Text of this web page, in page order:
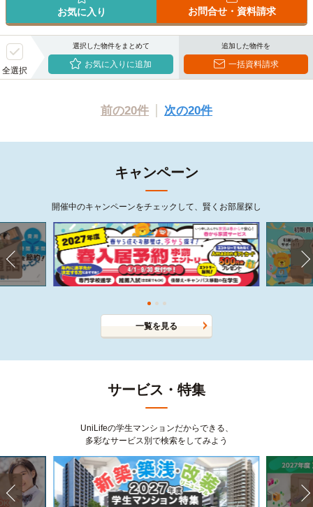
お気に入り お問合せ・資料請求
全選択
選択した物件をまとめて
お気に入りに追加
追加した物件を
一括資料請求
前の20件 次の20件
キャンペーン
開催中のキャンペーンをチェックして、賢くお部屋探し
一覧を見る
サービス・特集
UniLifeの学生マンションだからできる、
多彩なサービス別で検索をしてみよう